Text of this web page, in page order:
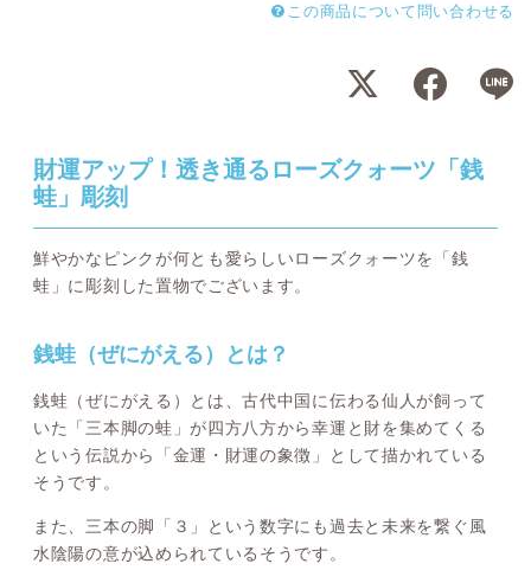
この商品について問い合わせる
財運アップ！透き通るローズクォーツ「銭
蛙」彫刻
鮮やかなピンクが何とも愛らしいローズクォーツを「銭
蛙」に彫刻した置物でございます。
銭蛙（ぜにがえる）とは？
銭蛙（ぜにがえる）とは、古代中国に伝わる仙人が飼って
いた「三本脚の蛙」が四方八方から幸運と財を集めてくる
という伝説から「金運・財運の象徴」として描かれている
そうです。
また、三本の脚「３」という数字にも過去と未来を繋ぐ風
水陰陽の意が込められているそうです。